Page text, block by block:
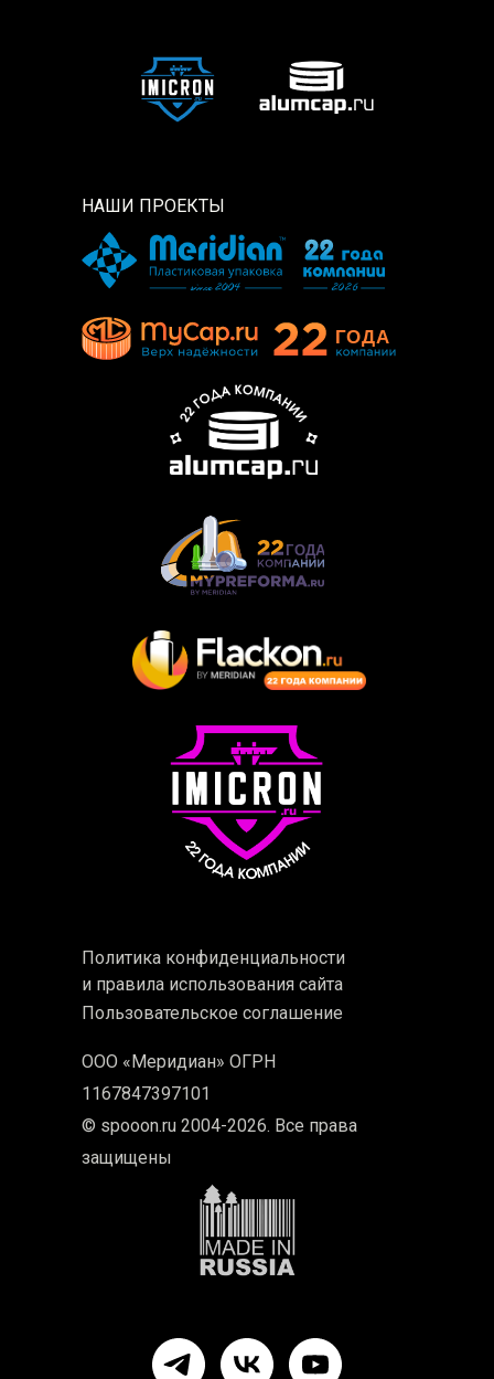
НАШИ ПРОЕКТЫ
ООО «Меридиан» ОГРН
1167847397101
© spooon.ru 2004-2026. Все права
защищены
Политика конфиденциальности
и правила использования сайта
Пользовательское соглашение